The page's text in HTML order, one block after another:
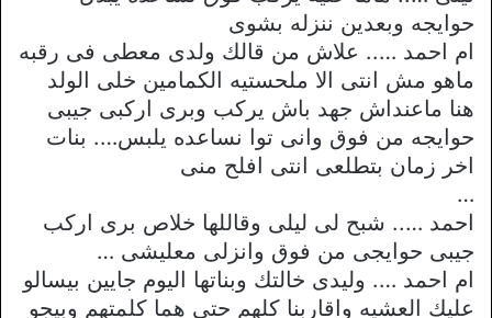
حوايجه وبعدين ننزله بشوى
ام احمد ….. علاش من قالك ولدى معطى فى رقبه
ماهو مش انتى الا ملحستيه الكمامين خلى الولد
هنا ماعنداش جهد باش يركب وبرى اركبى جيبى
حوايجه من فوق وانى توا نساعده يلبس…. بنات
اخر زمان بتطلعى انتى افلح منى
…
احمد ….. شبح لى ليلى وقاللها خلاص برى اركب
جيبى حوايجى من فوق وانزلى معليشى …
ام احمد …. وليدى خالتك وبناتها اليوم جايين بيسالو
عليك العشيه واقاربنا كلهم حتى هما كلمتهم وبيجو